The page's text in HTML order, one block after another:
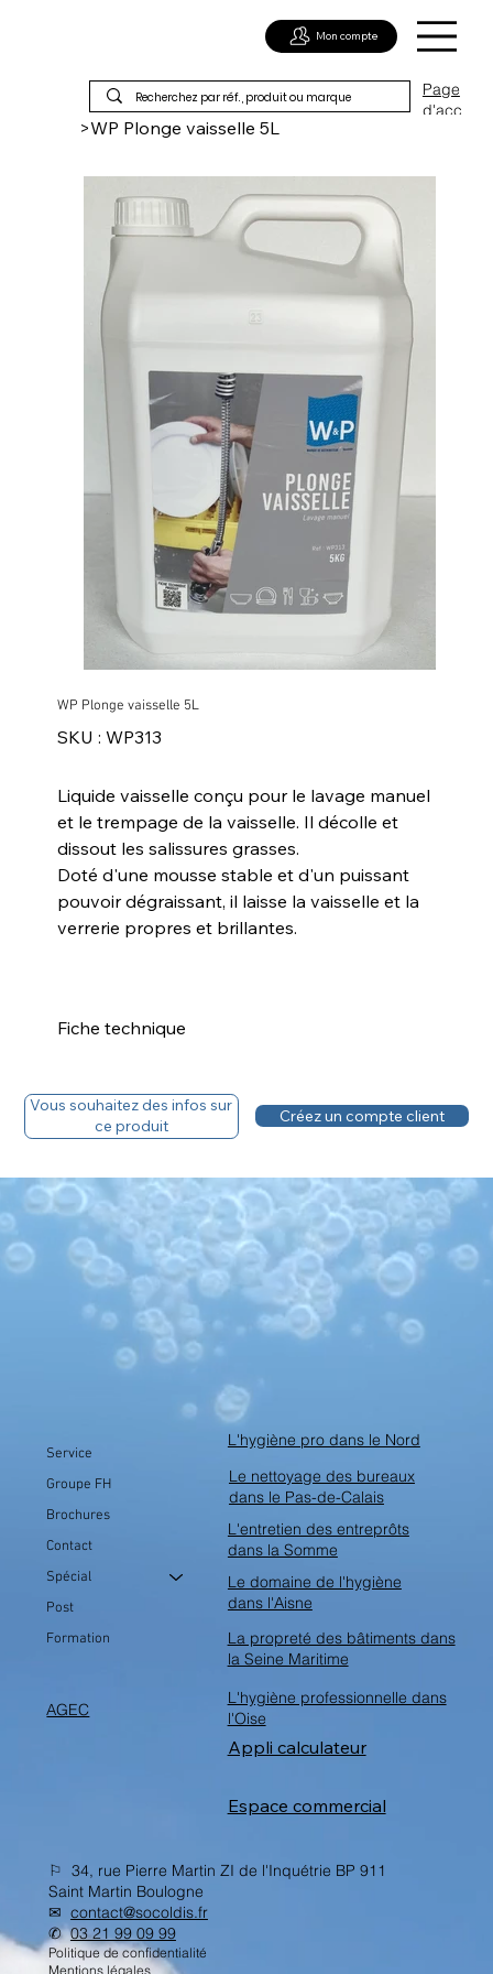
Page
d'acc
Mon compte
>WP Plonge vaisselle 5L
WP Plonge vaisselle 5L
SKU : SKU
WP313
WP313
Liquide vaisselle conçu pour le lavage manuel
et le trempage de la vaisselle. Il décolle et
dissout les salissures grasses.
Doté d'une mousse stable et d'un puissant
pouvoir dégraissant, il laisse la vaisselle et la
verrerie propres et brillantes.
Fiche technique
Fiche sécurité
Vous avez un compte, découvrez le tarif. :
Vous souhaitez des infos sur
ce produit
Créez un compte client
Service
Groupe FH
Brochures
Contact
Spécial
Post
Formation
AGEC
L'hygiène pro dans le Nord
Le nettoyage des bureaux
dans le Pas-de-Calais
L'entretien des entreprôts
dans la Somme
Le domaine de l'hygiène
dans l'Aisne
La propreté des bâtiments dans
la Seine Maritime
L'hygiène professionnelle dans
l'Oise
Espace commercial
Appli calculateur
⚐ 34, rue Pierre Martin ZI de l'Inquétrie BP 911
Saint Martin Boulogne
✉︎ contact@socoldis.fr
✆03 21 99 09 99
Politique de confidentialité
Mentions légales